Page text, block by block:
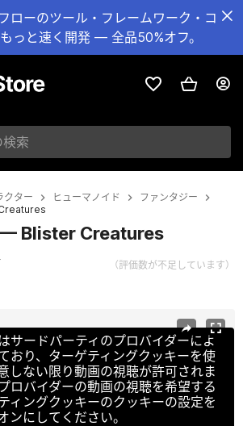
ローのツール・フレームワーク・コ
っと速く開発 — 全品50%オフ。
クター ヒューマノイド
ファンタジー
— Blister Creatures
（評価数が不足しています）
サードパーティのプロバイダーによ
おり、ターゲティングクッキーを使
しない限り動画の視聴が許可されま
ロバイダーの動画の視聴を希望する
ィングクッキーのクッキーの設定を
ンにしてください。